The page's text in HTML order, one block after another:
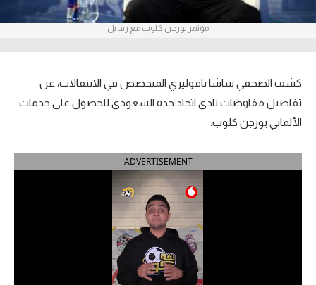
أمريكا 2026
الدوري الإنجليزي الممتاز
الدوري الإسباني
الدوري السعودي للمحترفين
مؤتمر يورجن كلوب مع ريد بل
كشف الصحفي ساشا تافوليري المتخصص في الانتقالات، عن
تفاصيل مفاوضات نادي اتحاد جدة السعودي للحصول على خدمات
الألماني يورجن كلوب.
ADVERTISEMENT